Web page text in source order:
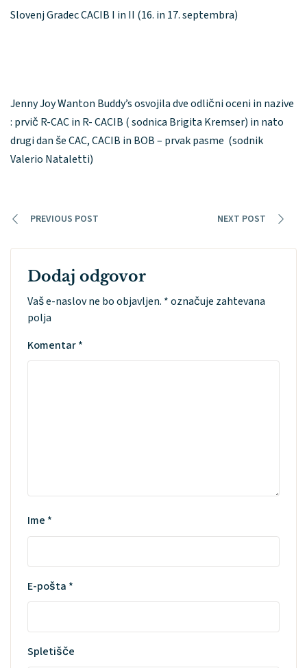
Slovenj Gradec CACIB I in II (16. in 17. septembra)
Jenny Joy Wanton Buddy’s osvojila dve odlični oceni in nazive
: prvič R-CAC in R- CACIB ( sodnica Brigita Kremser) in nato
drugi dan še CAC, CACIB in BOB – prvak pasme (sodnik
Valerio Nataletti)
PREVIOUS POST NEXT POST
Dodaj odgovor
Vaš e-naslov ne bo objavljen. *označuje zahtevana
polja
Komentar*
Ime *
E-pošta *
Spletišče